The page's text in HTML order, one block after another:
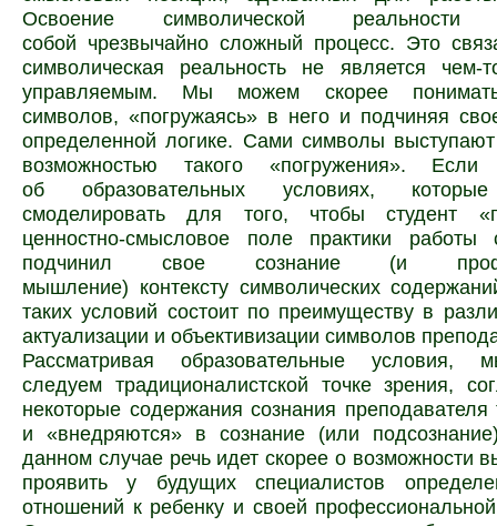
Освоение символической реальности
собой чрезвычайно сложный процесс. Это
символическая реальность не является чем-
управляемым. Мы можем скорее
символов, «погружаясь» в него и подчиняя
определенной логике. Сами символы
возможностью такого «погружения».
об образовательных условиях,
смоделировать для того, чтобы студент
ценностно-смысловое поле практики
подчинил свое сознание (и
мышление) контексту символических
таких условий состоит по преимуществу в
актуализации и объективизации символов
Рассматривая образовательные
следуем традиционалистской точке зрения,
некоторые содержания сознания преподавателя
и «внедряются» в сознание (или
данном случае речь идет скорее о возможности
проявить у будущих специалистов
отношений к ребенку и своей